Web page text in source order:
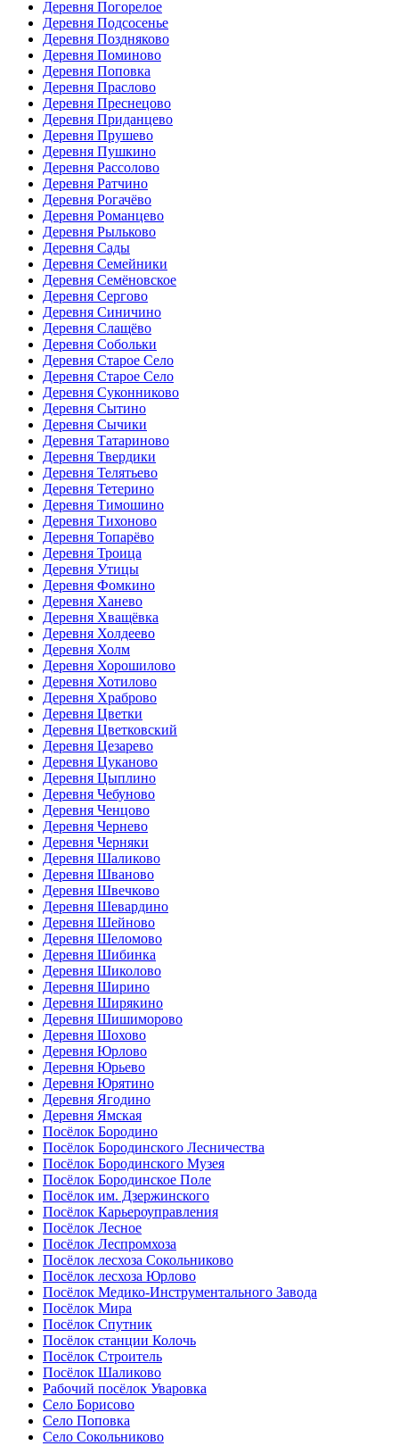
Деревня Погорелое
Деревня Подсосенье
Деревня Поздняково
Деревня Поминово
Деревня Поповка
Деревня Праслово
Деревня Преснецово
Деревня Приданцево
Деревня Прушево
Деревня Пушкино
Деревня Рассолово
Деревня Ратчино
Деревня Рогачёво
Деревня Романцево
Деревня Рыльково
Деревня Сады
Деревня Семейники
Деревня Семёновское
Деревня Сергово
Деревня Синичино
Деревня Слащёво
Деревня Собольки
Деревня Старое Село
Деревня Старое Село
Деревня Суконниково
Деревня Сытино
Деревня Сычики
Деревня Татариново
Деревня Твердики
Деревня Телятьево
Деревня Тетерино
Деревня Тимошино
Деревня Тихоново
Деревня Топарёво
Деревня Троица
Деревня Утицы
Деревня Фомкино
Деревня Ханево
Деревня Хващёвка
Деревня Холдеево
Деревня Холм
Деревня Хорошилово
Деревня Хотилово
Деревня Храброво
Деревня Цветки
Деревня Цветковский
Деревня Цезарево
Деревня Цуканово
Деревня Цыплино
Деревня Чебуново
Деревня Ченцово
Деревня Чернево
Деревня Черняки
Деревня Шаликово
Деревня Шваново
Деревня Швечково
Деревня Шевардино
Деревня Шейново
Деревня Шеломово
Деревня Шибинка
Деревня Шиколово
Деревня Ширино
Деревня Ширякино
Деревня Шишиморово
Деревня Шохово
Деревня Юрлово
Деревня Юрьево
Деревня Юрятино
Деревня Ягодино
Деревня Ямская
Посёлок Бородино
Посёлок Бородинского Лесничества
Посёлок Бородинского Музея
Посёлок Бородинское Поле
Посёлок им. Дзержинского
Посёлок Карьероуправления
Посёлок Лесное
Посёлок Леспромхоза
Посёлок лесхоза Сокольниково
Посёлок лесхоза Юрлово
Посёлок Медико-Инструментального Завода
Посёлок Мира
Посёлок Спутник
Посёлок станции Колочь
Посёлок Строитель
Посёлок Шаликово
Рабочий посёлок Уваровка
Село Борисово
Село Поповка
Село Сокольниково